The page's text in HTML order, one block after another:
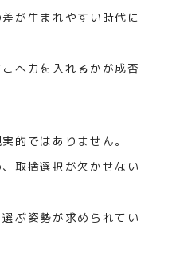
が生まれやすい時代に
へ力を入れるかが成否
的ではありません。
取捨選択が欠かせない
ぶ姿勢が求められてい